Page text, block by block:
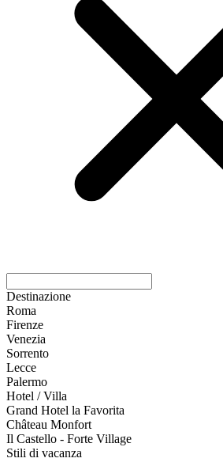
Destinazione
Roma
Firenze
Venezia
Sorrento
Lecce
Palermo
Hotel / Villa
Grand Hotel la Favorita
Château Monfort
Il Castello - Forte Village
Stili di vacanza